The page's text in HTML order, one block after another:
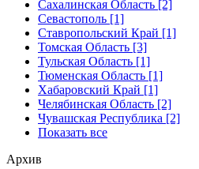
Сахалинская Область [2]
Севастополь [1]
Ставропольский Край [1]
Томская Область [3]
Тульская Область [1]
Тюменская Область [1]
Хабаровский Край [1]
Челябинская Область [2]
Чувашская Республика [2]
Показать все
Архив